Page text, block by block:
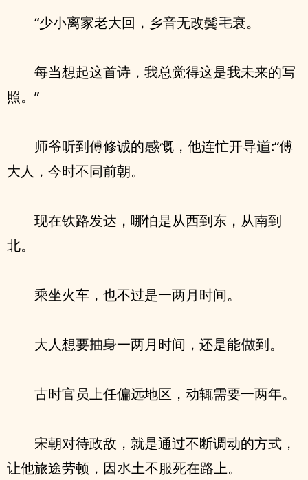
“少小离家老大回，乡音无改鬓 衰。
每当想起这首诗，我总觉得这是我未来的写
照。”
师爷听到傅修诚的 慨，他连忙开导
:“傅
大人，今时不同前朝。
现在铁路发达，哪怕是从西到东，从南到
北。
乘坐火车，也不过是一两月时间。
大人想要 一两月时间，还是能 到。
古时官员上任偏远地区，动辄需要一两年。
宋朝对待政敌，就是通过不断调动的方式，
让他旅途劳顿，因
土不服死在路上。